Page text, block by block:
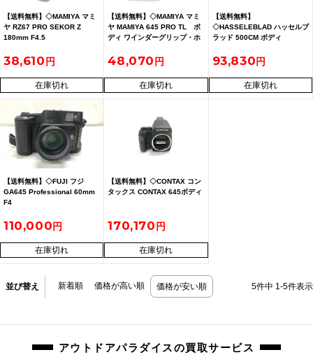
【送料無料】◇MAMIYA マミ
ヤ RZ67 PRO SEKOR Z
180mm F4.5
38,610
在庫切れ
【送料無料】◇MAMIYA マミ
ヤ MAMIYA 645 PRO TL ボ
ディ ワインダーグリップ・ホ
現状品
48,070
在庫切れ
【送料無料】
◇HASSELEBLAD ハッセルブ
ラッド 500CM ボディ
93,830
在庫切れ
【送料無料】◇FUJI フジ
GA645 Professional 60mm
F4
110,000
在庫切れ
【送料無料】◇CONTAX コン
タックス CONTAX 645ボディ
170,170
在庫切れ
並び替え 新着順 価格が高い順 価格が安い順 5件中 1-5件表示
アウトドアパラダイスの買取サービス